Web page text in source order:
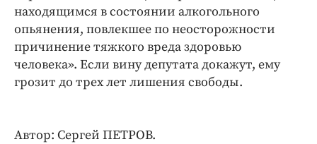
Блоги
Издания
Медиаперсона
Интересное чтиво
Бренд года
находящимся в состоянии алкогольного
опьянения, повлекшее по неосторожности
причинение тяжкого вреда здоровью
человека». Если вину депутата докажут, ему
грозит до трех лет лишения свободы.
Автор: Сергей ПЕТРОВ.